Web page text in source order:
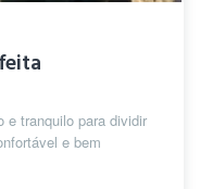
e tranquilo para dividir
e bem